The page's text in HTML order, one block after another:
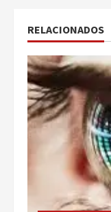
RELACIONADOS